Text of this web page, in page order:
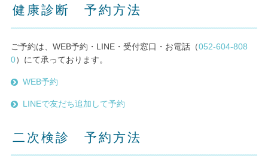
健康診断 予約方法
ご予約は、WEB予約・LINE・受付窓口・お電話（052-604-808
0）にて承っております。
WEB予約
LINEで友だち追加して予約
二次検診 予約方法